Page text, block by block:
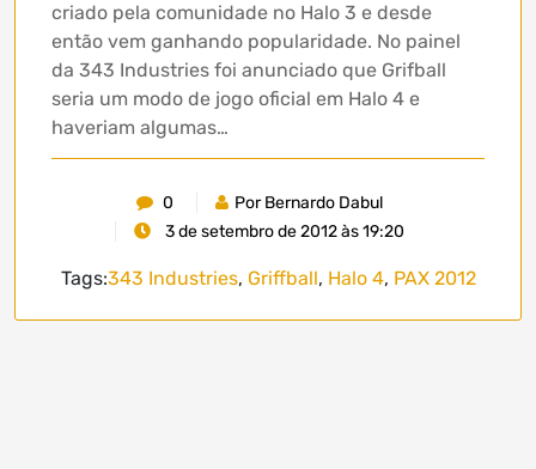
criado pela comunidade no Halo 3 e desde
então vem ganhando popularidade. No painel
da 343 Industries foi anunciado que Grifball
seria um modo de jogo oficial em Halo 4 e
haveriam algumas…
0
Por Bernardo Dabul
3 de setembro de 2012 às 19:20
Tags:343 Industries, Griffball, Halo 4, PAX 2012